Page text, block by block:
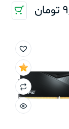
تومان